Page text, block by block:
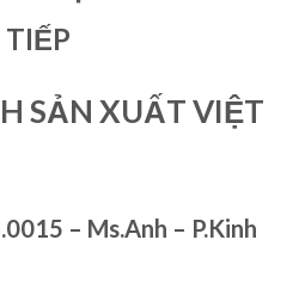
SẢN XUẤT VIỆT
– Ms.Anh – P.Kinh